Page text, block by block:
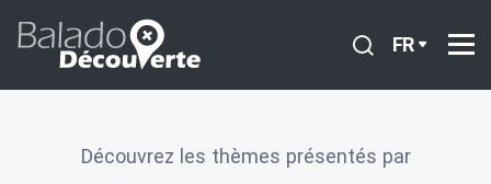
FR
Découvrez les thèmes présentés par